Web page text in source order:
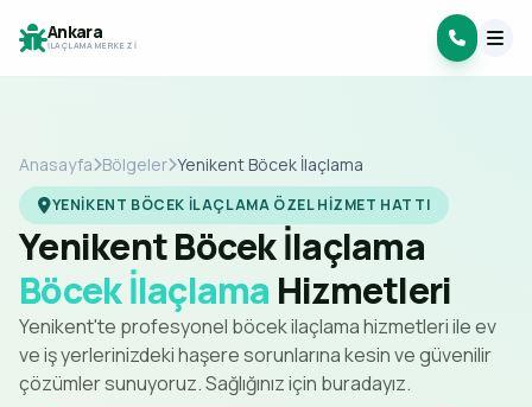
Ankara
İLAÇLAMA MERKEZI
Anasayfa Bölgeler Yenikent Böcek İlaçlama
YENIKENT BÖCEK İLAÇLAMA ÖZEL HIZMET HATTI
Yenikent Böcek İlaçlama
Böcek İlaçlama Hizmetleri
Yenikent'te profesyonel böcek ilaçlama hizmetleri ile ev
ve iş yerlerinizdeki haşere sorunlarına kesin ve güvenilir
çözümler sunuyoruz. Sağlığınız için buradayız.